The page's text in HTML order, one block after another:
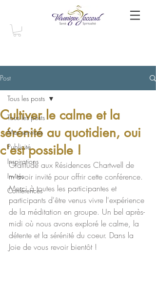
Post
Tous les posts
Mes services
Publicité
Inspirations
Invités
Conférences
Tous les posts
Cultiver le calme et la
sérénité au quotidien, oui
c'est possible !
Gratitude aux Résidences Chartwell de
m'avoir invité pour offrir cette conférence.
Merci à toutes les participantes et
participants d'être venus vivre l'expérience
de la méditation en groupe. Un bel après-
midi où nous avons exploré le calme, la
détente et la sérénité du coeur. Dans la
Joie de vous revoir bientôt !